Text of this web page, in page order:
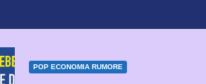
POP ECONOMIA RUMORE